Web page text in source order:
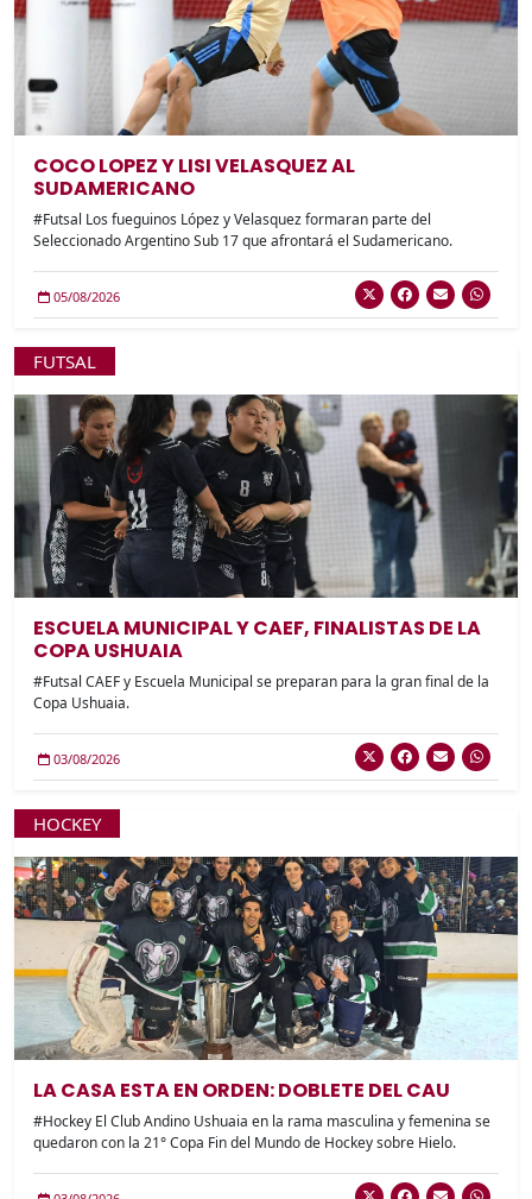
COCO LOPEZ Y LISI VELASQUEZ AL
SUDAMERICANO
#Futsal Los fueguinos López y Velasquez formaran parte del
Seleccionado Argentino Sub 17 que afrontará el Sudamericano.
05/08/2026
FUTSAL
ESCUELA MUNICIPAL Y CAEF, FINALISTAS DE LA
COPA USHUAIA
#Futsal CAEF y Escuela Municipal se preparan para la gran final de la
Copa Ushuaia.
03/08/2026
HOCKEY
LA CASA ESTA EN ORDEN: DOBLETE DEL CAU
#Hockey El Club Andino Ushuaia en la rama masculina y femenina se
quedaron con la 21° Copa Fin del Mundo de Hockey sobre Hielo.